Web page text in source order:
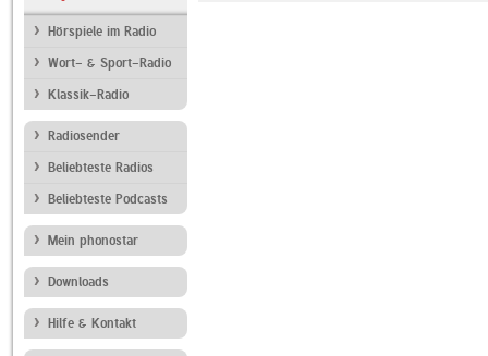
Hörspiele im Radio
Wort- & Sport-Radio
Klassik-Radio
Radiosender
Beliebteste Radios
Beliebteste Podcasts
Mein phonostar
Downloads
Hilfe & Kontakt